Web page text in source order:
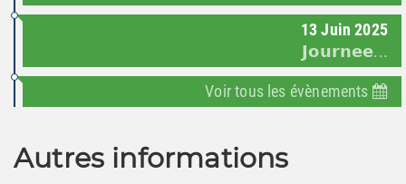
13 Juin 2025
𝗝𝗼𝘂𝗿𝗻𝗲𝗲...
Voir tous les évènements
Autres informations